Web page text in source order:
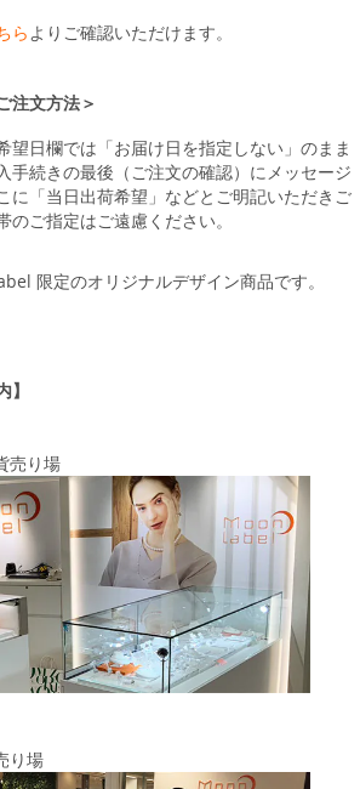
ら よりご確認いただけます。
注文方法＞
望日欄では「お届け日を指定しない」のまま
手続きの最後（ご注文の確認）にメッセージ
に「当日出荷希望」などとご明記いただきご
ご指定はご遠慮ください。
限定のオリジナルデザイン商品です。
】
売り場
り場